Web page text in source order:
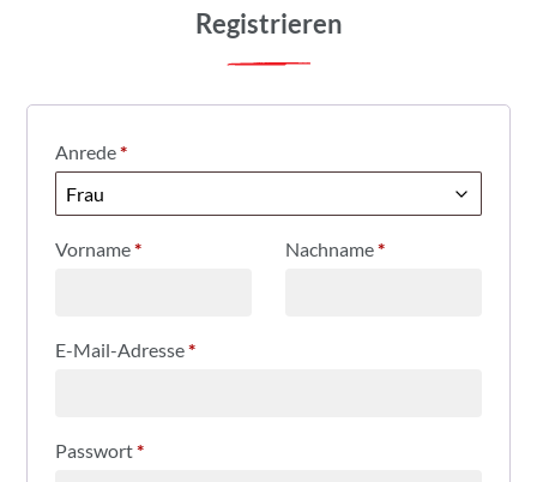
Registrieren
Anrede*
Vorname* Nachname*
E-Mail-Adresse*
Passwort*